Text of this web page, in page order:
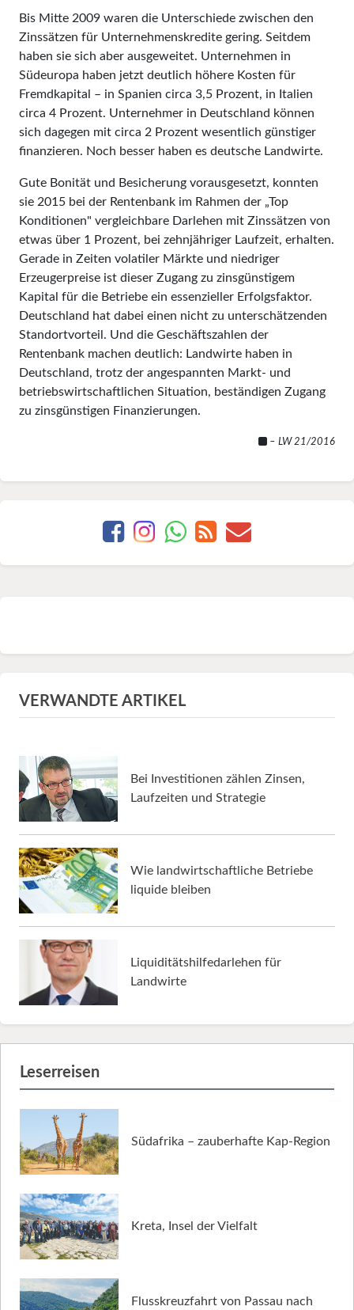
Bis Mitte 2009 waren die Unterschiede zwischen den
Zinssätzen für Unternehmenskredite ge­ring. Seitdem
haben sie sich aber ausgeweitet. Unternehmen in
Südeuropa haben jetzt deutlich höhere Kosten für
Fremdkapital – in Spanien circa 3,5 Prozent, in Italien
circa 4 Prozent. Unternehmer in Deutschland können
sich dagegen mit circa 2 Prozent wesentlich günstiger
finanzieren. Noch besser haben es deutsche Landwirte.
Gute Bonität und Besicherung vorausgesetzt, konnten
sie 2015 bei der Rentenbank im Rahmen der „Top
Konditionen" vergleichbare Darlehen mit Zinssätzen von
etwas über 1 Prozent, bei zehnjähriger Laufzeit, erhalten.
Gerade in Zeiten volatiler Märkte und niedriger
Erzeugerpreise ist dieser Zugang zu zinsgünstigem
Kapital für die Betriebe ein essenzieller Erfolgsfaktor.
Deutschland hat dabei einen nicht zu unterschätzenden
Standortvorteil. Und die Geschäftszahlen der
Rentenbank machen deutlich: Landwirte haben in
Deutschland, trotz der angespannten Markt- und
betriebswirtschaftlichen Situation, beständigen Zugang
zu zinsgünstigen Finanzierungen.
– LW 21/2016
VERWANDTE ARTIKEL
Bei Investitionen zählen Zinsen,
Laufzeiten und Strategie
Wie landwirtschaftliche Betriebe
liquide bleiben
Liquiditätshilfedarlehen für
Landwirte
Leserreisen
Südafrika – zauberhafte Kap-Region
Kreta, Insel der Vielfalt
Flusskreuzfahrt von Passau nach